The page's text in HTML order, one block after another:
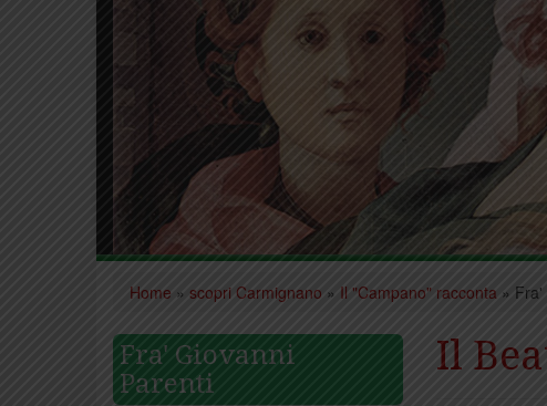
Home » scopri Carmignano » Il "Campano" racconta » Fra'
Fra' Giovanni
Parenti
Il